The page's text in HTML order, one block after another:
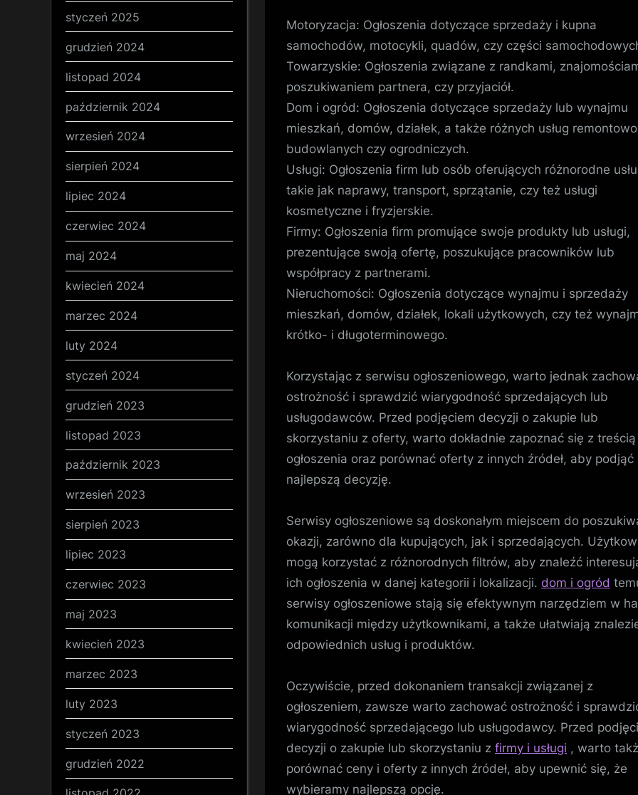
Motoryzacja: Ogłoszenia dotyczące sprzedaży i kupna
samochodów, motocykli, quadów, czy części
Towarzyskie: Ogłoszenia związane z randkami,
poszukiwaniem partnera, czy przyjaciół.
Dom i ogród: Ogłoszenia dotyczące sprzedaży lub wynajmu
mieszkań, domów, działek, a także różnych usług
budowlanych czy ogrodniczych.
Usługi: Ogłoszenia firm lub osób oferujących różnorodne
takie jak naprawy, transport, sprzątanie, czy też usługi
kosmetyczne i fryzjerskie.
Firmy: Ogłoszenia firm promujące swoje produkty lub usługi,
prezentujące swoją ofertę, poszukujące pracowników lub
współpracy z partnerami.
Nieruchomości: Ogłoszenia dotyczące wynajmu i sprzedaży
mieszkań, domów, działek, lokali użytkowych, czy też
krótko- i długoterminowego.
Korzystając z serwisu ogłoszeniowego, warto jednak
ostrożność i sprawdzić wiarygodność sprzedających lub
usługodawców. Przed podjęciem decyzji o zakupie lub
skorzystaniu z oferty, warto dokładnie zapoznać się z treścią
ogłoszenia oraz porównać oferty z innych źródeł, aby podjąć
najlepszą decyzję.
Serwisy ogłoszeniowe są doskonałym miejscem do
okazji, zarówno dla kupujących, jak i sprzedających.
mogą korzystać z różnorodnych filtrów, aby znaleźć
ich ogłoszenia w danej kategorii i lokalizacji. dom i ogród
serwisy ogłoszeniowe stają się efektywnym narzędziem w
komunikacji między użytkownikami, a także ułatwiają
odpowiednich usług i produktów.
Oczywiście, przed dokonaniem transakcji związanej z
ogłoszeniem, zawsze warto zachować ostrożność i
wiarygodność sprzedającego lub usługodawcy. Przed
decyzji o zakupie lub skorzystaniu z firmy i usługi , warto
porównać ceny i oferty z innych źródeł, aby upewnić się, że
wybieramy najlepszą opcję.
styczeń 2025
grudzień 2024
listopad 2024
październik 2024
wrzesień 2024
sierpień 2024
lipiec 2024
czerwiec 2024
maj 2024
kwiecień 2024
marzec 2024
luty 2024
styczeń 2024
grudzień 2023
listopad 2023
październik 2023
wrzesień 2023
sierpień 2023
lipiec 2023
czerwiec 2023
maj 2023
kwiecień 2023
marzec 2023
luty 2023
styczeń 2023
grudzień 2022